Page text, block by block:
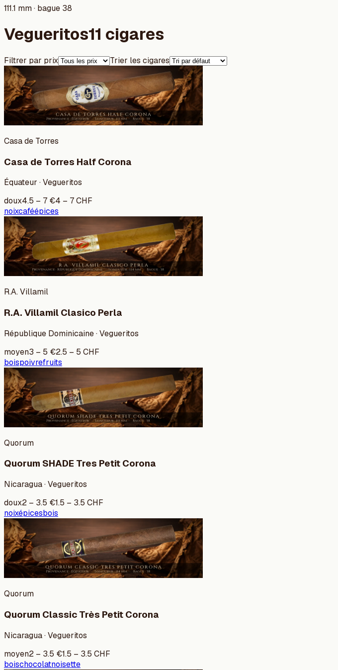
111.1 mm · bague 38
Vegueritos11 cigares
Filtrer par prix Trier les cigares
Casa de Torres
Casa de Torres Half Corona
Équateur · Vegueritos
doux4.5 – 7 €4 – 7CHF
noixcaféépices
R.A. Villamil
R.A. Villamil Clasico Perla
République Dominicaine · Vegueritos
moyen3 – 5 €2.5 – 5 CHF
boispoivrefruits
Quorum
Quorum SHADE Tres Petit Corona
Nicaragua · Vegueritos
doux2 – 3.5 €1.5 – 3.5 CHF
noixépicesbois
Quorum
Quorum Classic Très Petit Corona
Nicaragua · Vegueritos
moyen2 – 3.5 €1.5 – 3.5 CHF
boischocolatnoisette